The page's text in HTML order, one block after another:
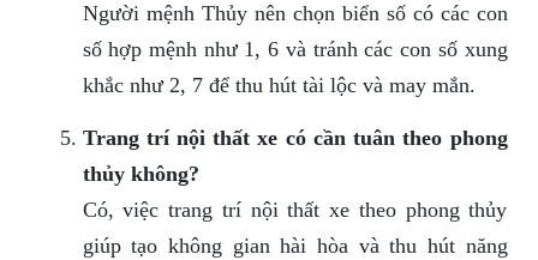
Người mệnh Thủy nên chọn biển số có các con
số hợp mệnh như 1, 6 và tránh các con số xung
khắc như 2, 7 để thu hút tài lộc và may mắn.
Trang trí nội thất xe có cần tuân theo phong
thủy không?
Có, việc trang trí nội thất xe theo phong thủy
giúp tạo không gian hài hòa và thu hút năng